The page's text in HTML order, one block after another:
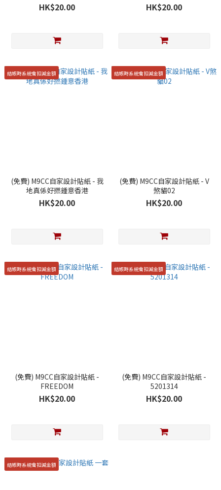
HK$20.00 HK$20.00
結帳時系統會扣減金額
(免費) M9CC自家設計貼紙 - 我
地真係好撚鍾意香港
HK$20.00
結帳時系統會扣減金額
(免費) M9CC自家設計貼紙 - V
煞貓02
HK$20.00
結帳時系統會扣減金額
(免費) M9CC自家設計貼紙 -
FREEDOM
HK$20.00
結帳時系統會扣減金額
(免費) M9CC自家設計貼紙 -
5201314
HK$20.00
結帳時系統會扣減金額